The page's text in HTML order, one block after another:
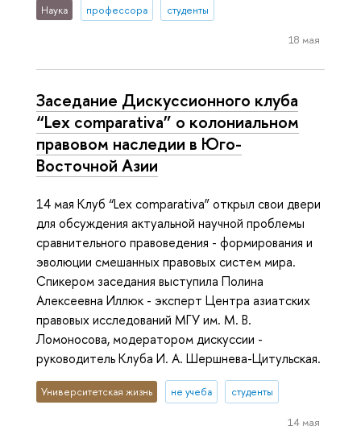
Наука профессора студенты
18 мая
Заседание Дискуссионного клуба
“Lex comparativa” о колониальном
правовом наследии в Юго-
Восточной Азии
14 мая Клуб “Lex comparativa” открыл свои двери
для обсуждения актуальной научной проблемы
сравнительного правоведения - формирования и
эволюции смешанных правовых систем мира.
Спикером заседания выступила Полина
Алексеевна Иллюк - эксперт Центра азиатских
правовых исследований МГУ им. М. В.
Ломоносова, модератором дискуссии -
руководитель Клуба И. А. Шершнева-Цитульская.
Университетская жизнь не учеба студенты
14 мая